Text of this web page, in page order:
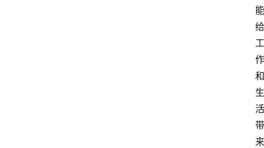
能
给
工
作
和
生
活
带
来